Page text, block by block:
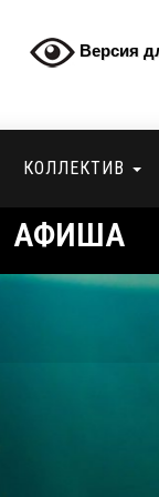
Версия
КОЛЛЕКТИВ
АФИША